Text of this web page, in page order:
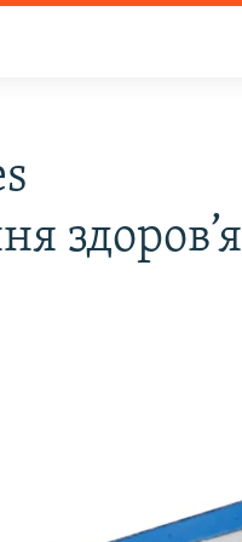
здоров’я